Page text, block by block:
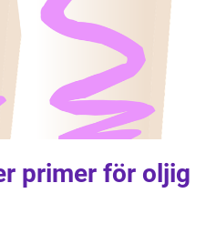
primer för oljig